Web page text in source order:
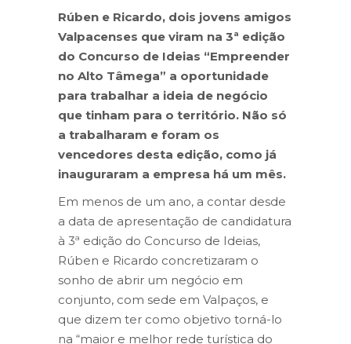
Rúben e Ricardo, dois jovens amigos
Valpacenses que viram na 3ª edição
do Concurso de Ideias “Empreender
no Alto Tâmega” a oportunidade
para trabalhar a ideia de negócio
que tinham para o território. Não só
a trabalharam e foram os
vencedores desta edição, como já
inauguraram a empresa há um mês.
Em menos de um ano, a contar desde
a data de apresentação de candidatura
à 3ª edição do Concurso de Ideias,
Rúben e Ricardo concretizaram o
sonho de abrir um negócio em
conjunto, com sede em Valpaços, e
que dizem ter como objetivo torná-lo
na “maior e melhor rede turística do